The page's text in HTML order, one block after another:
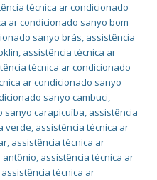
técnica ar condicionado
ar condicionado sanyo bom
sanyo brás, assistência
, assistência técnica ar
técnica ar condicionado
ar condicionado sanyo
sanyo cambuci,
sanyo carapicuíba, assistência
verde, assistência técnica ar
, assistência técnica ar
antônio, assistência técnica ar
assistência técnica ar